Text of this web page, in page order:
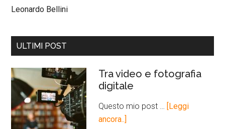
Leonardo Bellini
ULTIMI POST
Tra video e fotografia
digitale
Questo mio post … [Leggi
ancora..]